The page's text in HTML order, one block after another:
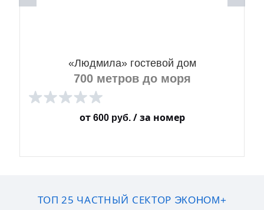
«Людмила» гостевой дом
700 метров до моря
от 600 руб./ за номер
ТОП 25 ЧАСТНЫЙ СЕКТОР ЭКОНОМ+